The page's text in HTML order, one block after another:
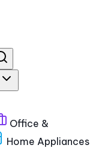
Office &
Home Appliances